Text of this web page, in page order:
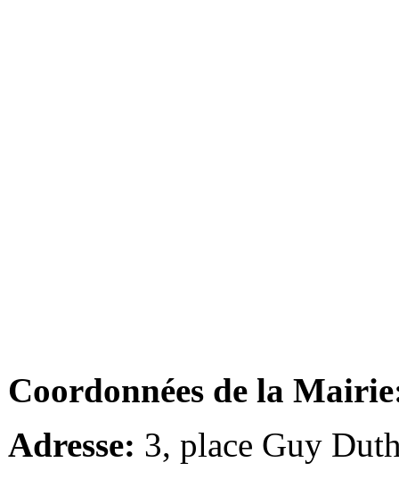
Coordonnées de la
Adresse: 3, place Guy